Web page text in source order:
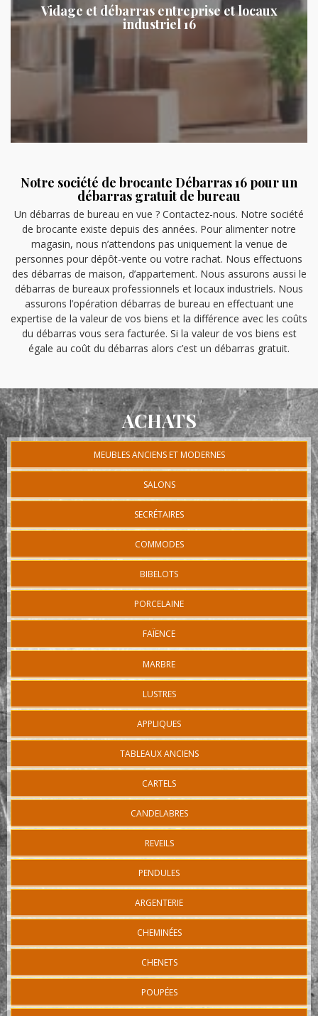
Vidage et débarras entreprise et locaux
industriel 16
Notre société de brocante Débarras 16 pour un
débarras gratuit de bureau
Un débarras de bureau en vue ? Contactez-nous. Notre société
de brocante existe depuis des années. Pour alimenter notre
magasin, nous n’attendons pas uniquement la venue de
personnes pour dépôt-vente ou votre rachat. Nous effectuons
des débarras de maison, d’appartement. Nous assurons aussi le
débarras de bureaux professionnels et locaux industriels. Nous
assurons l’opération débarras de bureau en effectuant une
expertise de la valeur de vos biens et la différence avec les coûts
du débarras vous sera facturée. Si la valeur de vos biens est
égale au coût du débarras alors c’est un débarras gratuit.
ACHATS
MEUBLES ANCIENS ET MODERNES
SALONS
SECRÉTAIRES
COMMODES
BIBELOTS
PORCELAINE
FAÏENCE
MARBRE
LUSTRES
APPLIQUES
TABLEAUX ANCIENS
CARTELS
CANDELABRES
REVEILS
PENDULES
ARGENTERIE
CHEMINÉES
CHENETS
POUPÉES